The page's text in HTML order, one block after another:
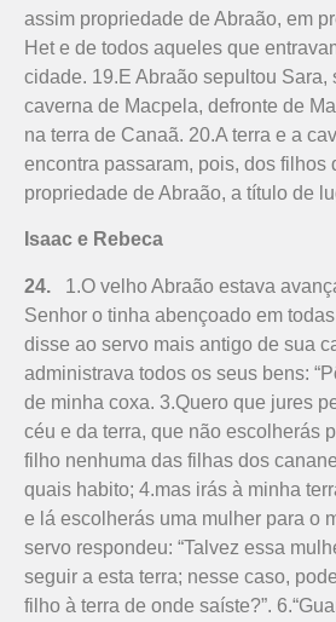
assim propriedade de Abraão, em
Het e de todos aqueles que
cidade. 19.E Abraão sepultou Sara,
caverna de Macpela, defronte de
na terra de Canaã. 20.A terra e a
encontra passaram, pois, dos filhos
propriedade de Abraão, a título de
Isaac e Rebeca
24. 1.O velho Abraão estava
Se­nhor o tinha abençoado em
disse ao servo mais antigo de sua
administrava todos os seus bens:
de minha coxa. 3.Quero que jures
céu e da terra, que não esco­lherás
filho nenhuma das filhas dos
quais habito; 4.mas irás à minha
e lá escolherás uma mulher para o
servo respondeu: “Talvez essa
seguir a esta terra; nesse caso,
filho à terra de onde saíste?”.